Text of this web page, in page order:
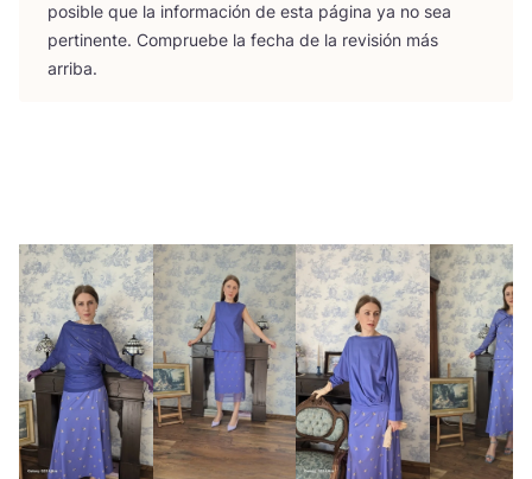
posi­ble que la infor­ma­ción de esta pági­na ya no sea
per­ti­nen­te. Com­prue­be la fecha de la revi­sión más
arriba.